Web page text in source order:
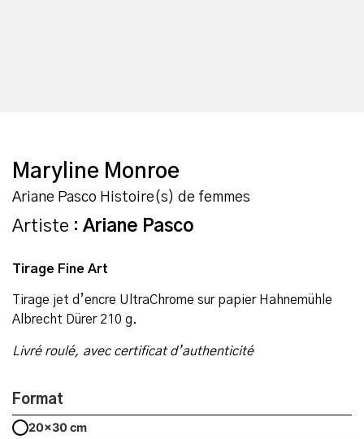
Maryline Monroe
Ariane Pasco Histoire(s) de femmes
Artiste : Ariane Pasco
Tirage Fine Art
Tirage jet d’encre UltraChrome sur papier Hahnemühle
Albrecht Dürer 210 g.
Livré roulé, avec certificat d’authenticité
Format
20x30 cm